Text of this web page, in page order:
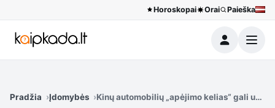
Horoskopai Orai Paieška
Meniu
Pradžia Įdomybės Kinų automobilių „apėjimo kelias“ gali